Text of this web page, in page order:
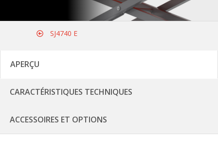
SJ4740 E
APERÇU
CARACTÉRISTIQUES TECHNIQUES
ACCESSOIRES ET OPTIONS